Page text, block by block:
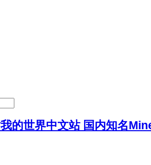
我的世界中文站 国内知名